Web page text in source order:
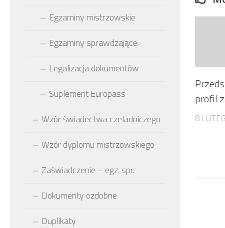
profil
8
Egzaminy mistrzowskie
Egzaminy sprawdzające
Legalizacja dokumentów
Suplement Europass
Wzór świadectwa czeladniczego
Wzór dyplomu mistrzowskiego
Zaświadczenie – egz. spr.
Dokumenty ozdobne
Duplikaty